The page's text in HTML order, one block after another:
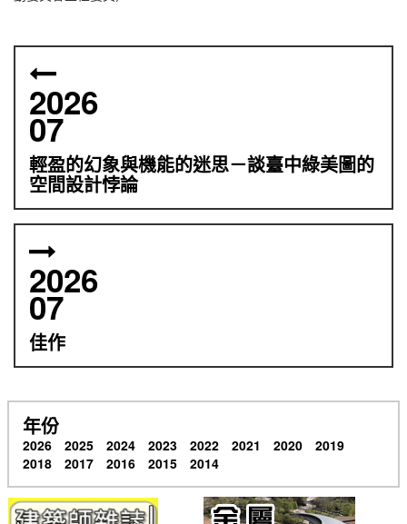
2026
07
輕盈的幻象與機能的迷思－談臺中綠美圖的
空間設計悖論
2026
07
佳作
年份
2026 2025 2024 2023 2022 2021 2020
2019
2018
2017 2016 2015 2014